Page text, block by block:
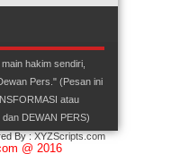
hakim sendiri,
Pers." (Pesan ini
atau
DEWAN PERS)
By :XYZScripts.com
@ 2016